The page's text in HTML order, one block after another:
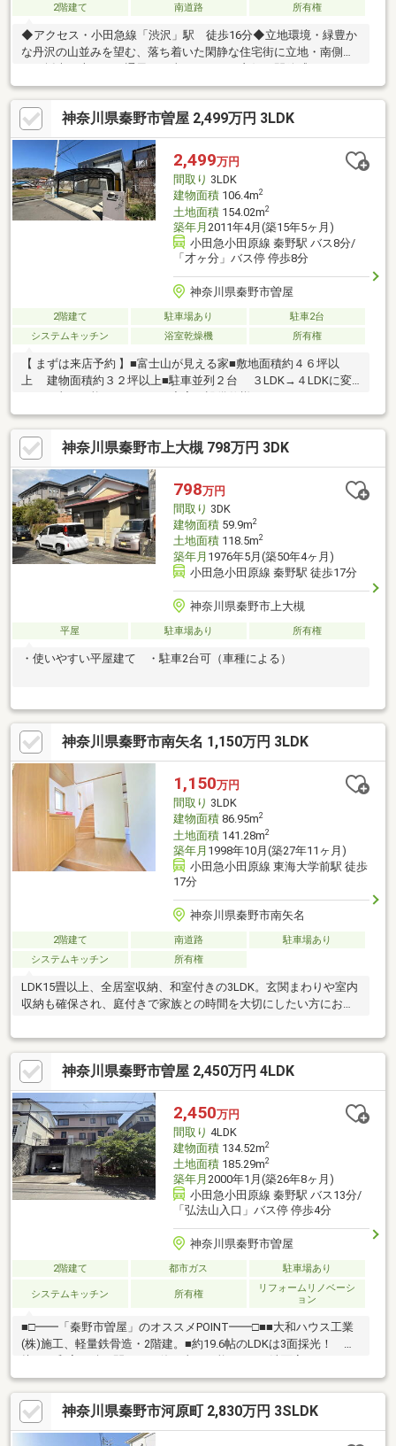
2階建て 南道路 所有権
◆アクセス・小田急線「渋沢」駅 徒歩16分◆立地環境・緑豊か
な丹沢の山並みを望む、落ち着いた閑静な住宅街に立地・南側か
らの採光に恵まれ、通風・日当たりともに良好な開放感あふれる
住環境◆お住まいの特徴・南側からの心地よい光が差し込む、開
放感のあるリビングダイニング・和室は、LDKを通らず廊下から
直接出入りできる独立配置・作業効率が高い、勝手口を備えたキ
ッチン・2階主寝室の奥には、プライベート感を高める専用書斎を
設置・各居室の大型クローゼットや押入に加え、1階・2階のホー
ルや階段下など、家の随所に、毎日の暮らしを整える豊富な収納
スペースを確保
神奈川県秦野市曽屋 2,499万円 3LDK
2,499万円
間取り 3LDK
建物面積106.4m2
土地面積154.02m2
築年月 2011年4月(築15年5ヶ月)
小田急小田原線 秦野駅 バス8分/
「才ヶ分」バス停 停歩8分
神奈川県秦野市曽屋
2階建て 駐車場あり
駐車2台
システムキッチン
浴室乾燥機 所有権
【 まずは来店予約 】■富士山が見える家■敷地面積約４６坪以
上 建物面積約３２坪以上■駐車並列２台 ３LDK→４LDKに変
テムキッチン・浴室乾燥機・シャワートイレ・ペアガラス・２４
時間換気システム・ＴＶモニターインターホン・床下収納現地見
学はお気軽にご連絡ください。駅・ご自宅等まで送迎サービス有
り！スマイルホームはＬＩＮＥで質問・予約可能！【各ご家庭に
合わせた住宅ローンをご提案します】詳しくはHPへ＊―＊―＊―＊
―＊―＊―＊―＊―＊
神奈川県秦野市上大槻 798万円 3DK
798万円
間取り 3DK
建物面積59.9m2
土地面積118.5m2
築年月 1976年5月(築50年4ヶ月)
小田急小田原線 秦野駅 徒歩17分
神奈川県秦野市上大槻
平屋 駐車場あり 所有権
・使いやすい平屋建て ・駐車2台可（車種による）
神奈川県秦野市南矢名 1,150万円 3LDK
1,150万円
間取り 3LDK
建物面積86.95m2
土地面積141.28m2
築年月 1998年10月(築27年11ヶ月)
小田急小田原線 東海大学前駅 徒歩
17分
神奈川県秦野市南矢名
2階建て 南道路
駐車場あり
システムキッチン
所有権
LDK15畳以上、全居室収納、和室付きの3LDK。玄関まわりや室内
収納も確保され、庭付きで家族との時間を大切にしたい方におす
神奈川県秦野市曽屋 2,450万円 4LDK
2,450万円
間取り 4LDK
建物面積134.52m2
土地面積185.29m2
築年月 2000年1月(築26年8ヶ月)
小田急小田原線 秦野駅 バス13分/
「弘法山入口」バス停 停歩4分
神奈川県秦野市曽屋
2階建て 都市ガス 駐車場あり
システムキッチン 所有権
リフォームリノベーシ
ョン
■□━━「秦野市曽屋」のオススメPOINT━━□■■大和ハウス工業
(株)施工、軽量鉄骨造・2階建。■約19.6帖のLDKは3面採光！ 隣
ンに隣接、家事動線良好◎■室内各所に収納があるため、住空間
をスッキリと保てます。■シャッター付き地下車庫に、駐車1台可
能(車種による)。 車庫としてはもちろん、倉庫としても使えま
す。■前面道路より階段を上り、玄関へ繋がります。 前面道路
神奈川県秦野市河原町 2,830万円 3SLDK